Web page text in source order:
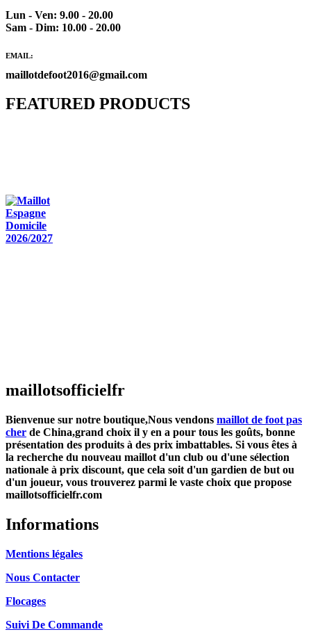
Lun - Ven: 9.00 - 20.00
Sam - Dim: 10.00 - 20.00
EMAIL:
maillotdefoot2016@gmail.com
FEATURED PRODUCTS
maillotsofficielfr
Bienvenue sur notre boutique,Nous vendons maillot de foot pas
cher de China,grand choix il y en a pour tous les goûts, bonne
présentation des produits à des prix imbattables. Si vous êtes à
la recherche du nouveau maillot d'un club ou d'une sélection
nationale à prix discount, que cela soit d'un gardien de but ou
d'un joueur, vous trouverez parmi le vaste choix que propose
maillotsofficielfr.com
Informations
Mentions légales
Nous Contacter
Flocages
Suivi De Commande